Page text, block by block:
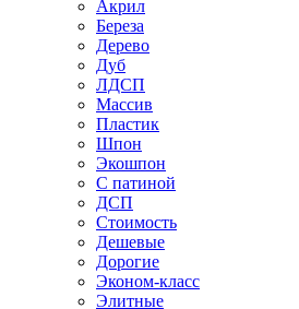
Акрил
Береза
Дерево
Дуб
ЛДСП
Массив
Пластик
Шпон
Экошпон
С патиной
ДСП
Стоимость
Дешевые
Дорогие
Эконом-класс
Элитные